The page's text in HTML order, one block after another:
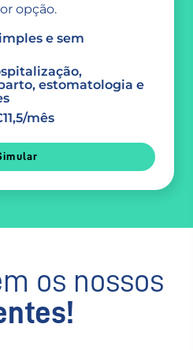
opção.
e sem
estomatologia e
mês
os nossos